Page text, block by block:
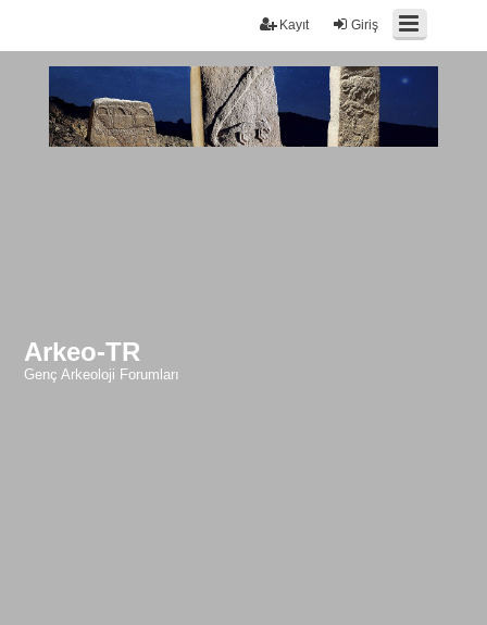
Giriş
Kayıt
Arkeo-TR
Genç Arkeoloji Forumları